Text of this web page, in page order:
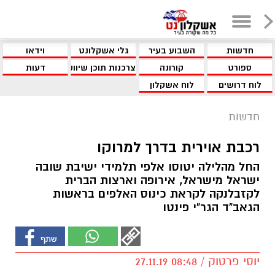
חדשות השבוע בעיר גלי אשקלונט
וידאו
ספורט
קורונה צרכנות תוכן שיווקי
דעות
לוח דרושים
לוח אשקלון
חדשות
רכבת אוירית בדרך למרוקו
החל מהלילה יטוסו אלפי תלמידי ישיבת שובה
ישראל מישראל, אירופה וארצות הברית
לקזבלנקה לקראת כינוס האלפים בראשות
הגאב"ד הגר"י פינטו
יוסי פרטוק / 08:48 27.11.19